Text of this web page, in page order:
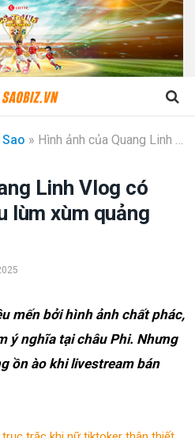
» Hình ảnh của Quang Linh Vlog có đang lung lay sau lùm xùm quảng cáo sai sự thật?
Linh Vlog có
lùm xùm quảng
mến bởi hình ảnh chất phác,
ý nghĩa tại châu Phi. Nhưng
ồn ào khi livestream bán